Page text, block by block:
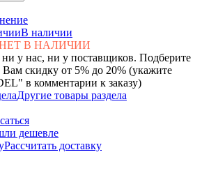
В наличии
В НАЛИЧИИ
у нас, ни у поставщиков. Подберите
скидку от 5% до 20% (укажите
в комментарии к заказу)
Другие товары раздела
дешевле
Рассчитать доставку